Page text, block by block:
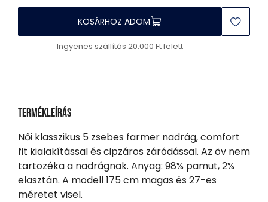
KOSÁRHOZ ADOM
Ingyenes szállítás 20.000 Ft felett
Termékleírás
Női klasszikus 5 zsebes farmer nadrág, comfort
fit kialakítással és cipzáros záródással. Az öv nem
tartozéka a nadrágnak. Anyag: 98% pamut, 2%
elasztán. A modell 175 cm magas és 27-es
méretet visel.